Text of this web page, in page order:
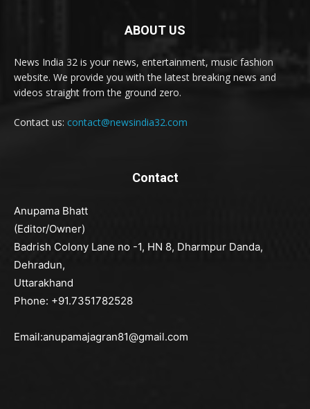
ABOUT US
News India 32 is your news, entertainment, music fashion
website. We provide you with the latest breaking news and
videos straight from the ground zero.
Contact us: contact@newsindia32.com
Contact
Anupama Bhatt
(Editor/Owner)
Badrish Colony Lane no -1, HN 8, Dharmpur Danda,
Dehradun,
Uttarakhand
Phone: +91.7351782528
Email:anupamajagran81@gmail.com